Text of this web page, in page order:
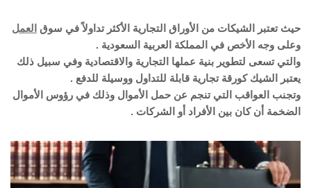
حيث تعتبر الشيكات من الأوراق التجارية الأكثر تداولاً في سوق العمل
وعلى وجه الأخص في المملكة العربية السعودية .
والتي تسعى لتطوير بنية عملها التجارية والاقتصادية وفي سبيل ذلك
يعتبر الشيك كورقة تجارية قابلة للتداول ووسيلة للدفع .
وتجنب العواقب التي تنجم عن حمل الأموال وذلك في رؤوس الأموال
الضخمة أن كان بين الأفراد أو الشركات .